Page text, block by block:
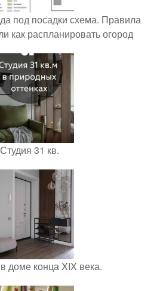
под посадки схема. Правила
как распланировать огород
Студия 31 кв.
доме конца XIX века.